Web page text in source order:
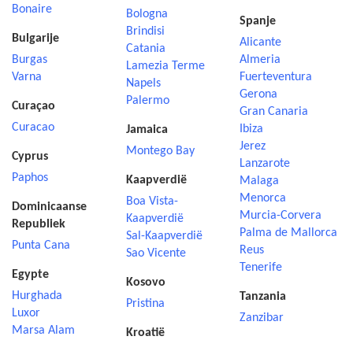
Bonaire
Bulgarije
Burgas
Varna
Curaçao
Curacao
Cyprus
Paphos
Dominicaanse
Republiek
Punta Cana
Egypte
Hurghada
Luxor
Marsa Alam
Bologna
Brindisi
Catania
Lamezia Terme
Napels
Palermo
Jamaica
Montego Bay
Kaapverdië
Boa Vista-
Kaapverdië
Sal-Kaapverdië
Sao Vicente
Kosovo
Pristina
Kroatië
Spanje
Alicante
Almeria
Fuerteventura
Gerona
Gran Canaria
Ibiza
Jerez
Lanzarote
Malaga
Menorca
Murcia-Corvera
Palma de Mallorca
Reus
Tenerife
Tanzania
Zanzibar